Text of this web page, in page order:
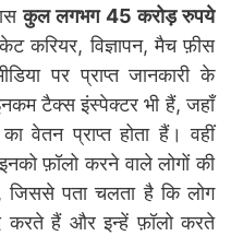
कुल लगभग 45 करोड़ रुपये
करियर, विज्ञापन, मैच फ़ीस
पर प्राप्त जानकारी के
टैक्स इंस्पेक्टर भी हैं, जहाँ
प्राप्त होता हैं। वहीं
फ़ॉलो करने वाले लोगों की
जिससे पता चलता है कि लोग
करते हैं और इन्हें फ़ॉलो करते